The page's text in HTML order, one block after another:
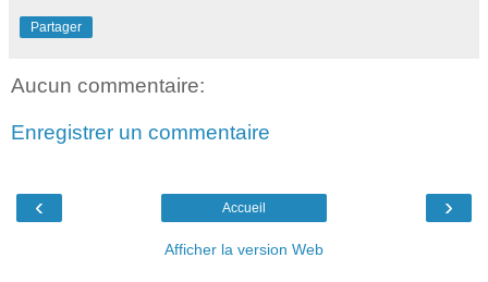
Partager
Aucun commentaire:
Enregistrer un commentaire
‹ ›
Accueil
Afficher la version Web